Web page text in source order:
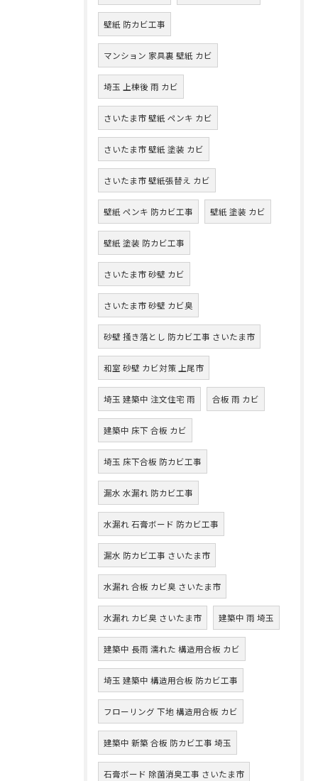
壁紙 防カビ工事
マンション 家具裏 壁紙 カビ
埼玉 上棟後 雨 カビ
さいたま市 壁紙 ペンキ カビ
さいたま市 壁紙 塗装 カビ
さいたま市 壁紙張替え カビ
壁紙 ペンキ 防カビ工事 壁紙 塗装 カビ
壁紙 塗装 防カビ工事
さいたま市 砂壁 カビ
さいたま市 砂壁 カビ臭
砂壁 掻き落とし 防カビ工事 さいたま市
和室 砂壁 カビ対策 上尾市
埼玉 建築中 注文住宅 雨 合板 雨 カビ
建築中 床下 合板 カビ
埼玉 床下合板 防カビ工事
漏水 水漏れ 防カビ工事
水漏れ 石膏ボード 防カビ工事
漏水 防カビ工事 さいたま市
水漏れ 合板 カビ臭 さいたま市
水漏れ カビ臭 さいたま市 建築中 雨 埼玉
建築中 長雨 濡れた 構造用合板 カビ
埼玉 建築中 構造用合板 防カビ工事
フローリング 下地 構造用合板 カビ
建築中 新築 合板 防カビ工事 埼玉
石膏ボード 除菌消臭工事 さいたま市